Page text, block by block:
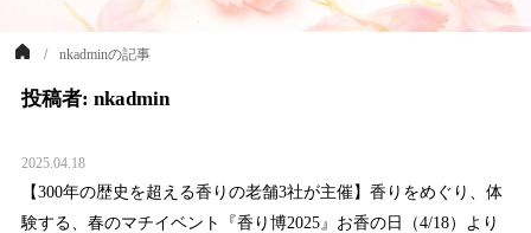
nkadminの記事
投稿者: nkadmin
2025.04.18
【300年の歴史を超える香りの老舗3社が主催】香りをめぐり、体
験する、春のマチイベント『香り博2025』お香の日（4/18）より